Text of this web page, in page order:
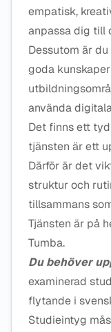
empatisk,
anpassa dig till
Dessutom är
goda
använda
Det finns ett
tjänsten är ett
Därför är det
struktur och
tillsammans
Tjänsten är på
Tumba.
Du behöver
examinerad
flytande i
Studieintyg